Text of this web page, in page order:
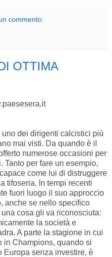
commento:
OTTIMA
dei dirigenti calcistici più
mai visti. Da quando è il
numerose occasioni per
Tanto per fare un esempio,
come lui di distruggere
tifoseria. In tempi recenti
fuori luogo il suo approccio
anche se nello specifico
cosa gli va riconosciuta:
la società e
A parte la stagione in cui
in Champions, quando si
Europa senza investire, è